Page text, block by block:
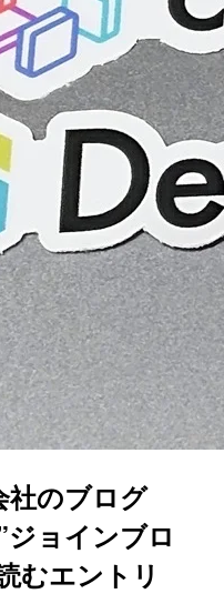
社のブログ
ジョインブロ
むエントリ